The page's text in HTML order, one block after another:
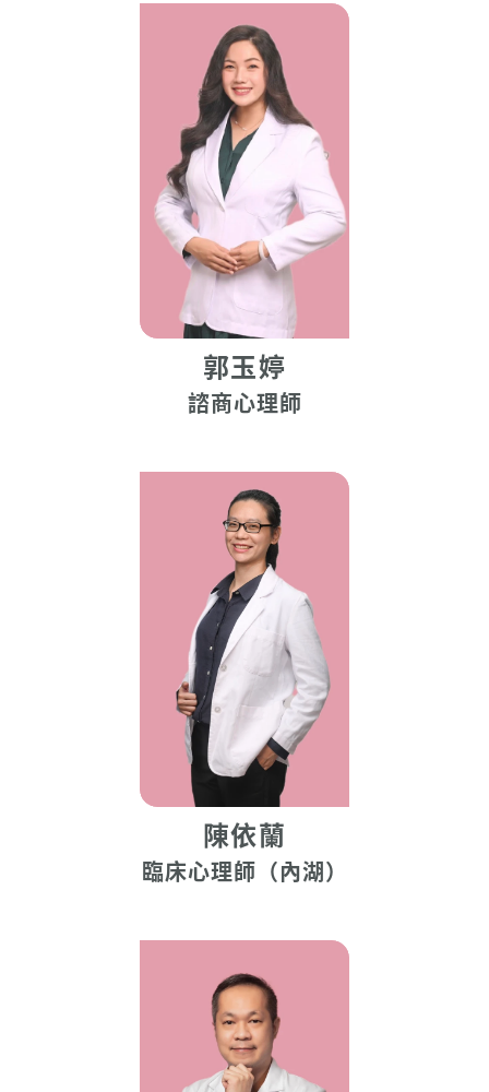
郭玉婷
諮商心理師
陳依蘭
臨床心理師（內湖）